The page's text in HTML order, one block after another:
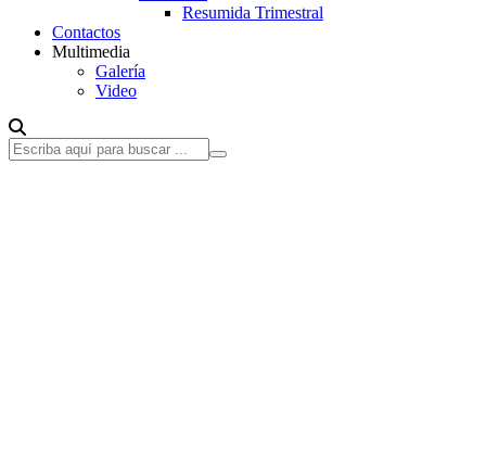
Resumida Trimestral
Contactos
Multimedia
Galería
Video